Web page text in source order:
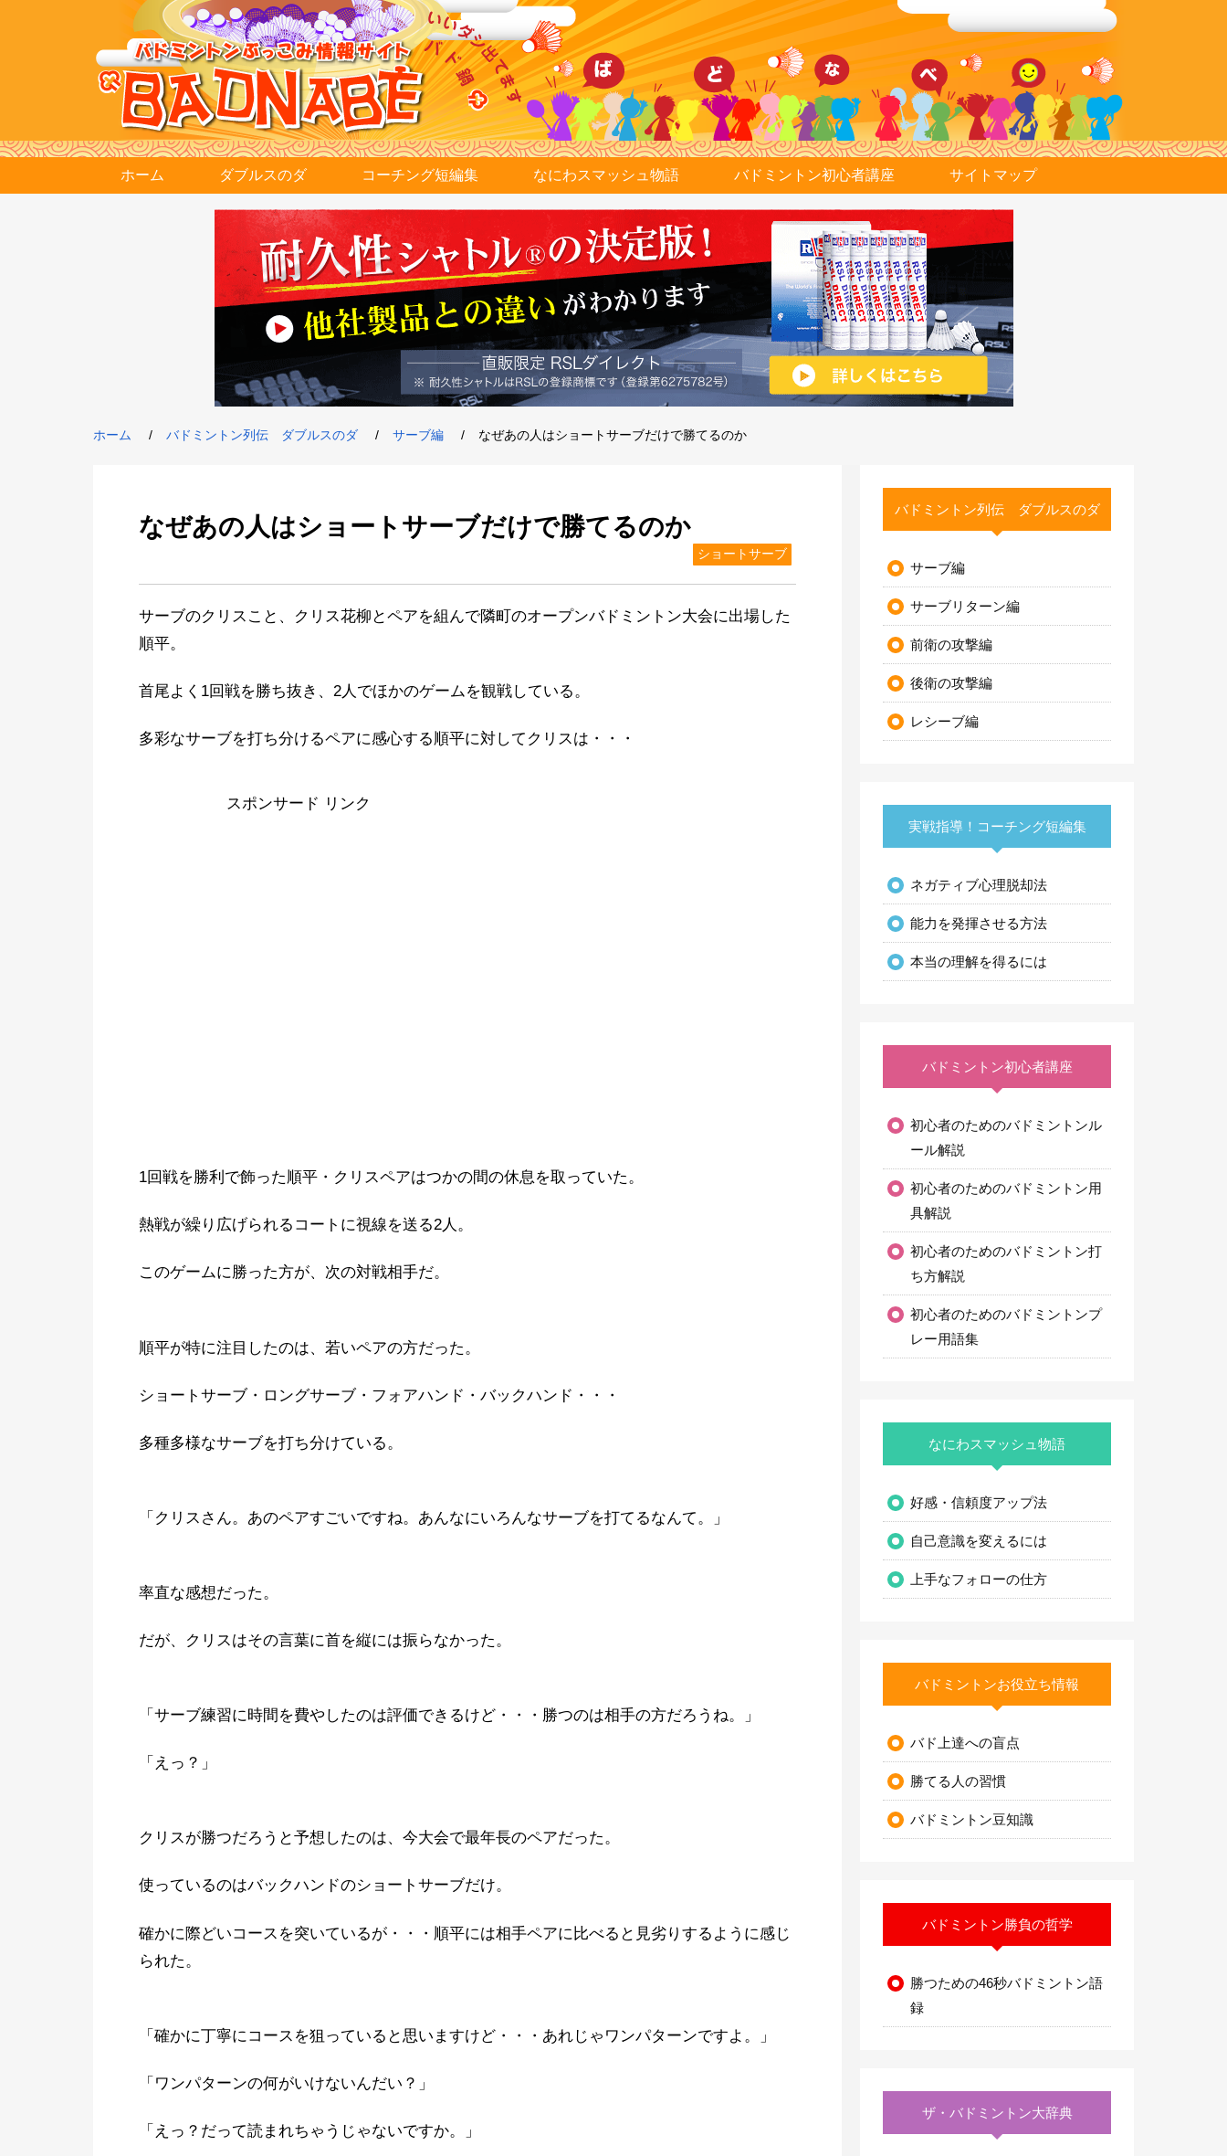
ホーム ダブルスのダ コーチング短編集 なにわスマッシュ物語 バドミントン初心者講座 サイトマップ
ホーム バドミントン列伝 ダブルスのダ サーブ編 なぜあの人はショートサーブだけで勝てるのか
なぜあの人はショートサーブだけで勝てるのか
ショートサーブ
サーブのクリスこと、クリス花柳とペアを組んで隣町のオープンバドミントン大会に出場した
順平。
首尾よく1回戦を勝ち抜き、2人でほかのゲームを観戦している。
多彩なサーブを打ち分けるペアに感心する順平に対してクリスは・・・
スポンサード リンク
1回戦を勝利で飾った順平・クリスペアはつかの間の休息を取っていた。
熱戦が繰り広げられるコートに視線を送る2人。
このゲームに勝った方が、次の対戦相手だ。
順平が特に注目したのは、若いペアの方だった。
ショートサーブ・ロングサーブ・フォアハンド・バックハンド・・・
多種多様なサーブを打ち分けている。
「クリスさん。あのペアすごいですね。あんなにいろんなサーブを打てるなんて。」
率直な感想だった。
だが、クリスはその言葉に首を縦には振らなかった。
「サーブ練習に時間を費やしたのは評価できるけど・・・勝つのは相手の方だろうね。」
「えっ？」
クリスが勝つだろうと予想したのは、今大会で最年長のペアだった。
使っているのはバックハンドのショートサーブだけ。
確かに際どいコースを突いているが・・・順平には相手ペアに比べると見劣りするように感じ
られた。
「確かに丁寧にコースを狙っていると思いますけど・・・あれじゃワンパターンですよ。」
「ワンパターンの何がいけないんだい？」
「えっ？だって読まれちゃうじゃないですか。」
バドミントン列伝 ダブルスのダ
サーブ編
サーブリターン編
前衛の攻撃編
後衛の攻撃編
レシーブ編
実戦指導！コーチング短編集
ネガティブ心理脱却法
能力を発揮させる方法
本当の理解を得るには
バドミントン初心者講座
初心者のためのバドミントンル
ール解説
初心者のためのバドミントン用
具解説
初心者のためのバドミントン打
ち方解説
初心者のためのバドミントンプ
レー用語集
なにわスマッシュ物語
好感・信頼度アップ法
自己意識を変えるには
上手なフォローの仕方
バドミントンお役立ち情報
バド上達への盲点
勝てる人の習慣
バドミントン豆知識
バドミントン勝負の哲学
勝つための46秒バドミントン語
録
ザ・バドミントン大辞典